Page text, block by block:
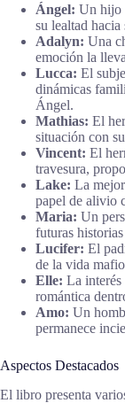
Ángel: Un hijo
su lealtad
Adalyn: Una
emoción la
Lucca: El
dinámicas
Ángel.
Mathias: El
situación con
Vincent: El
travesura,
Lake: La
papel de alivio
Maria: Un
futuras
Lucifer: El
de la vida
Elle: La interés
romántica
Amo: Un
permanece
Aspectos Destacados
El libro presenta